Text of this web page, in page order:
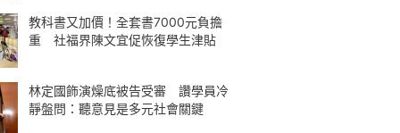
教科書又加價！全套書7000元負擔
重 社福界陳文宜促恢復學生津貼
林定國飾演燥底被告受審 讚學員冷
靜盤問：聽意見是多元社會關鍵